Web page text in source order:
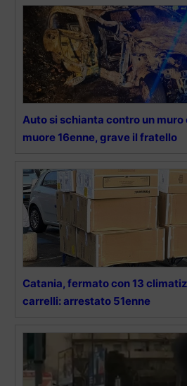
Auto si schianta contro un muro
muore 16enne, grave il fratello
Catania, fermato con 13
carrelli: arrestato 51enne